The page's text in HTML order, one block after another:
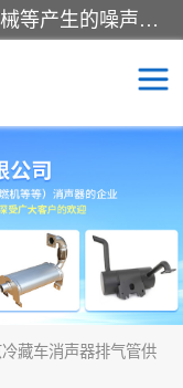
消音器主要用于降低机械设备或枪械等产生的噪声。它通过阻尼或增加排气面积来降低排气速度和功率，从而降低噪声。常见的消音器类型包括阻性消声器、抗性消声器、共振消声器以及阻抗复合式消声器等。这些消音器各有特点，适用于不同频率的噪声消除。
藏车消声器排气管供